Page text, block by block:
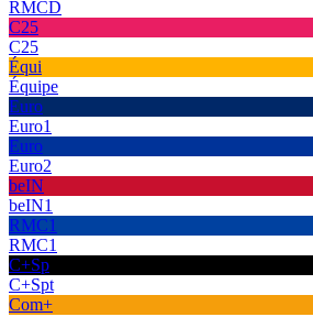
RMCD
C25
C25
Équi
Équipe
Euro
Euro1
Euro
Euro2
beIN
beIN1
RMC1
RMC1
C+Sp
C+Spt
Com+